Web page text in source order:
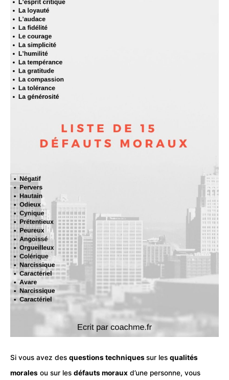
Si vous avez des questions techniquessur les qualités
morales ou sur les défauts moraux d’une personne, vous